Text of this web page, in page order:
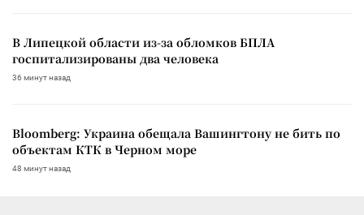
В Липецкой области из-за обломков БПЛА
госпитализированы два человека
36 минут назад
Bloomberg: Украина обещала Вашингтону не бить по
объектам КТК в Черном море
48 минут назад